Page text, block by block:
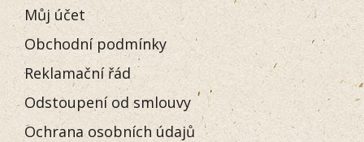
Můj účet
Obchodní podmínky
Reklamační řád
Odstoupení od smlouvy
Ochrana osobních údajů